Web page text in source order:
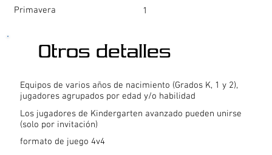
Primavera
1
Equipos de varios años de nacimiento (Grados K, 1 y 2),
jugadores agrupados por edad y/o habilidad
Los jugadores de Kindergarten avanzado pueden unirse
(solo por invitación)
formato de juego 4v4
Otros detalles